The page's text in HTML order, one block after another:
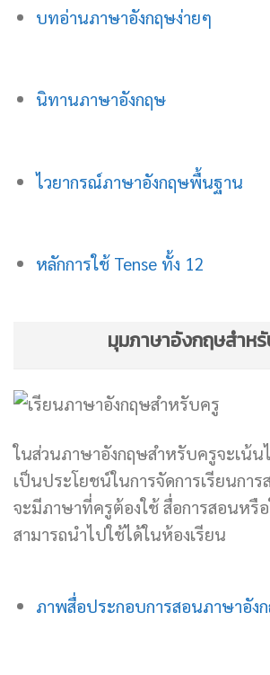
บทอ่านภาษาอังกฤษง่ายๆ
นิทานภาษาอังกฤษ
ไวยากรณ์ภาษาอังกฤษพื้นฐาน
หลักการใช้ Tense ทั้ง 12
มุมภาษาอังกฤษสำห
ในส่วนภาษาอังกฤษสำหรับครูจะเน้น
เป็นประโยชน์ในการจัดการเรียนกา
จะมีภาษาที่ครูต้องใช้ สื่อการสอนหรื
สามารถนำไปใช้ได้ในห้องเรียน
ภาพสื่อประกอบการสอนภาษาอัง